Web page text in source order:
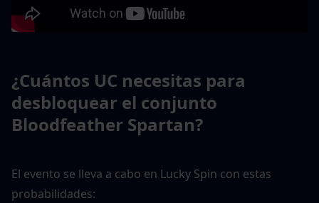
¿Cuántos UC necesitas para
desbloquear el conjunto
Bloodfeather Spartan?
El evento se lleva a cabo en Lucky Spin con estas
probabilidades: